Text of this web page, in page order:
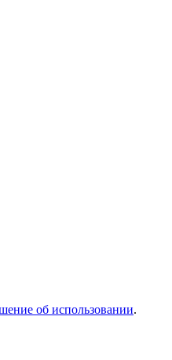
об использовании.